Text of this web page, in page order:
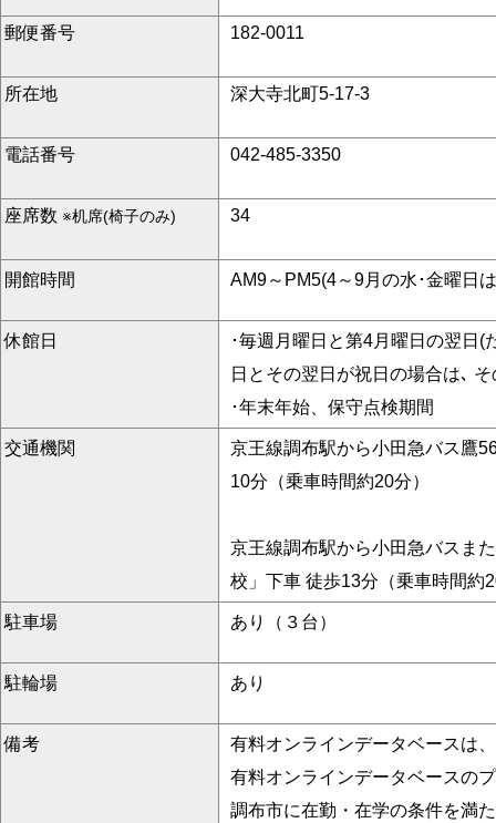
郵便番号 182-0011
所在地 深大寺北町5-17-3
電話番号 042-485-3350
座席数 ※机席(椅子のみ) 34
開館時間 AM9～PM5(4～9月の水･金曜日
休館日
･毎週月曜日と第4月曜日の翌日
日とその翌日が祝日の場合は､
･年末年始、保守点検期間
交通機関
京王線調布駅から小田急バス鷹
10分（乗車時間約20分）
京王線調布駅から小田急バスま
校」下車 徒歩13分（乗車時間約
駐車場 あり（３台）
駐輪場 あり
備考
有料オンラインデータベースは
有料オンラインデータベースの
調布市に在勤・在学の条件を満